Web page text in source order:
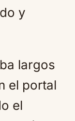
y
largos
el portal
el